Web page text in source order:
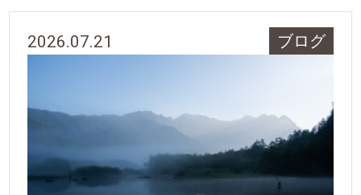
2026.07.21 ブログ